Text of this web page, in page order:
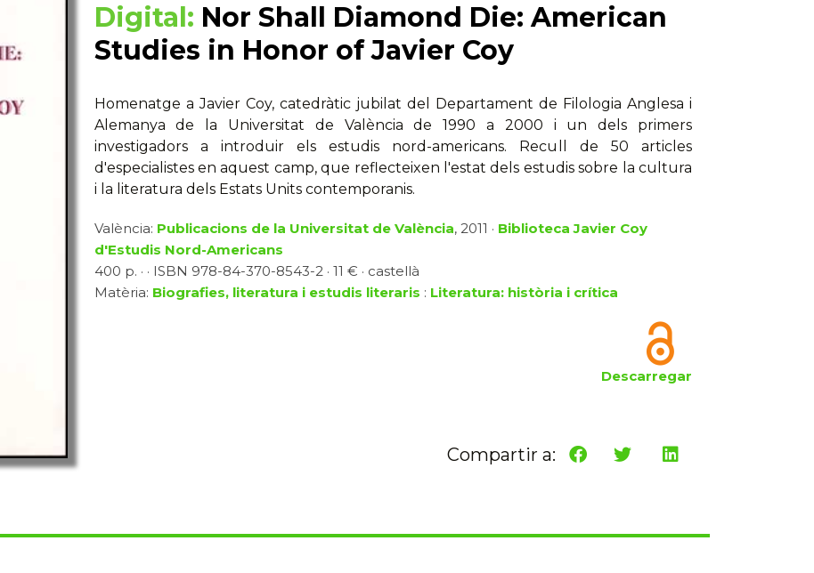
Digital: Nor Shall Diamond Die: American
Studies in Honor of Javier Coy
Homenatge a Javier Coy, catedràtic jubilat del Departament de Filologia Anglesa i
Alemanya de la Universitat de València de 1990 a 2000 i un dels primers
investigadors a introduir els estudis nord-americans. Recull de 50 articles
d'especialistes en aquest camp, que reflecteixen l'estat dels estudis sobre la cultura
i la literatura dels Estats Units contemporanis.
València: Publicacions de la Universitat de València, 2011 · Biblioteca Javier Coy
d'Estudis Nord-Americans
400 p. · · ISBN 978-84-370-8543-2 · 11 € · castellà
Matèria: Biografies, literatura i estudis literaris : Literatura: història i crítica
Descarregar
Compartir a: